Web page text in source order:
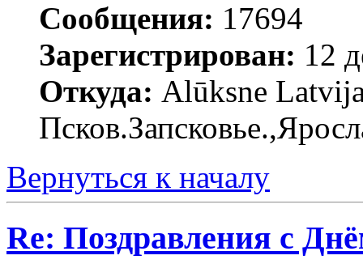
Сообщения: 17694
Зарегистрирован: 12
Откуда: Alūksne
Вернуться к началу
Re: Поздравления с